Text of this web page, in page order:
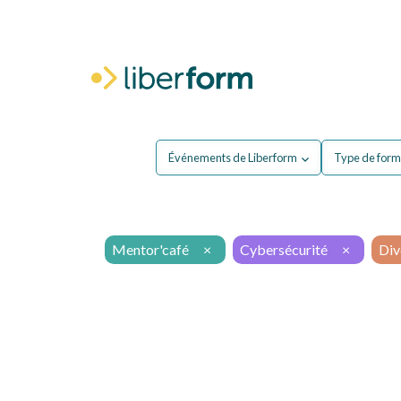
Événements de Liberform Type de
Mentor'café × Cybersécurité ×